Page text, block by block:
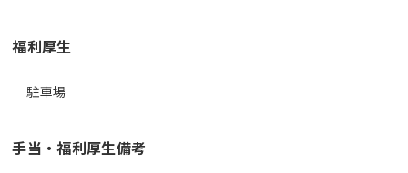
福利厚生
駐車場
手当・福利厚生備考